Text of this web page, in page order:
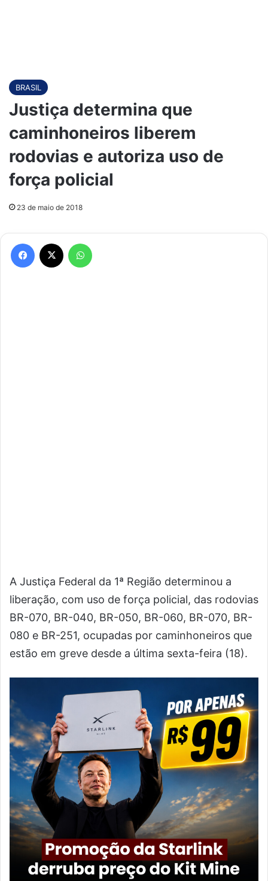
BRASIL
Justiça determina que
caminhoneiros liberem
rodovias e autoriza uso de
força policial
23 de maio de 2018
A Justiça Federal da 1ª Região determinou a
liberação, com uso de força policial, das rodovias
BR-070, BR-040, BR-050, BR-060, BR-070, BR-
080 e BR-251, ocupadas por caminhoneiros que
estão em greve desde a última sexta-feira (18).